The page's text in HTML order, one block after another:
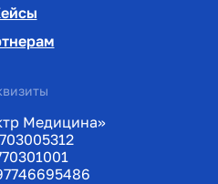
Медицина»